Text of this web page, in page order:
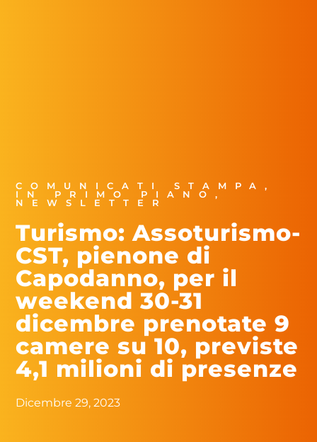
COMUNICATI STAMPA,
IN PRIMO PIANO,
NEWSLETTER
Turismo: Assoturismo-
CST, pienone di
Capodanno, per il
weekend 30-31
dicembre prenotate 9
camere su 10, previste
4,1 milioni di presenze
Dicembre 29, 2023